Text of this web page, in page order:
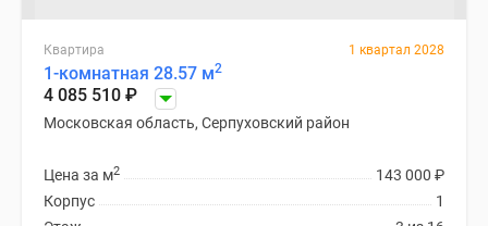
Квартира 1 квартал 2028
1-комнатная 28.57 м2
4 085 510 ₽
Московская область, Серпуховский район
143 000 ₽
Цена за м2
1
Корпус